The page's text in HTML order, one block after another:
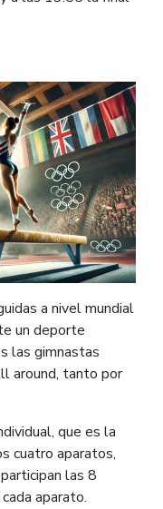
a nivel mundial
un deporte
las gimnastas
around, tanto por
que es la
cuatro aparatos,
las 8
aparato.